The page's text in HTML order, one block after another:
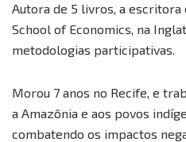
Autora de 5 livros, a
School of Economics, na
metodologias participativas.
Morou 7 anos no Recife, e
a Amazônia e aos povos
combatendo os impactos